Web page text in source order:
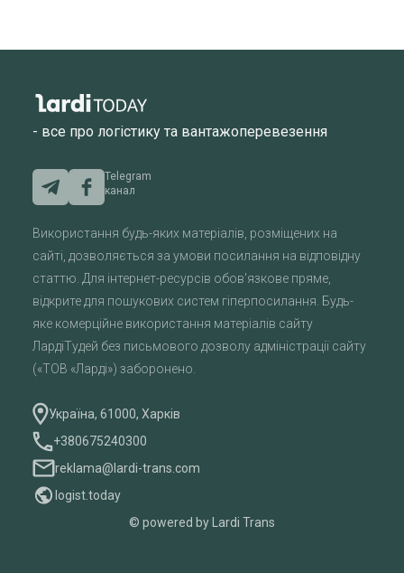
- все про логістику та вантажоперевезення
Telegram
канал
Використання будь-яких матеріалів, розміщених на
сайті, дозволяється за умови посилання на відповідну
статтю. Для інтернет-ресурсів обов'язкове пряме,
відкрите для пошукових систем гіперпосилання. Будь-
яке комерційне використання матеріалів сайту
ЛардіТудей без письмового дозволу адміністрації сайту
(«ТОВ «Ларді») заборонено.
Україна, 61000, Харків
+380675240300
reklama@lardi-trans.com
logist.today
© powered by Lardi Trans